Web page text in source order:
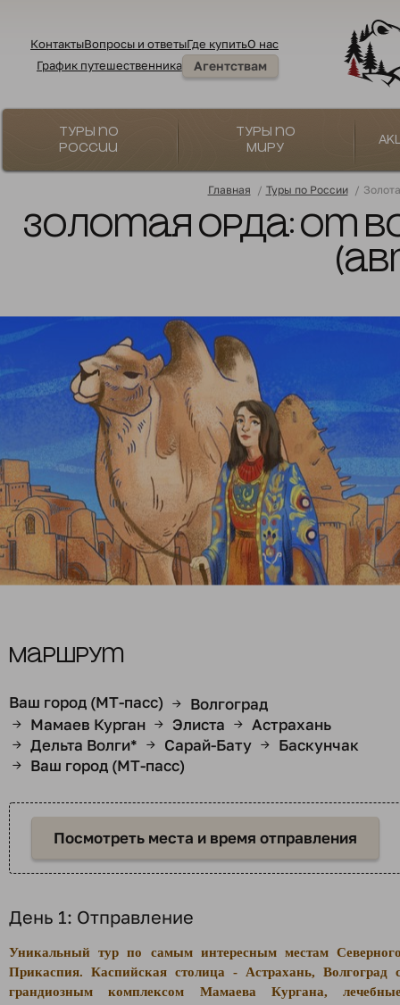
КонтактыВопросы и ответыГде купитьО нас
График путешественника
Агентствам
Туры по
России
Туры по
миру
Главная / Туры по России /
Золотая Орда: от
Маршрут
Ваш город (МТ-пасс) → Волгоград
→ Мамаев Курган → Элиста → Астрахань
→ Дельта Волги* → Сарай-Бату → Баскунчак
→ Ваш город (МТ-пасс)
Посмотреть места и время отправления
День 1: Отправление
Уникальный тур по самым интересным местам
Прикаспия. Каспийская столица - Астрахань, Волгоград
грандиозным комплексом Мамаева Кургана,